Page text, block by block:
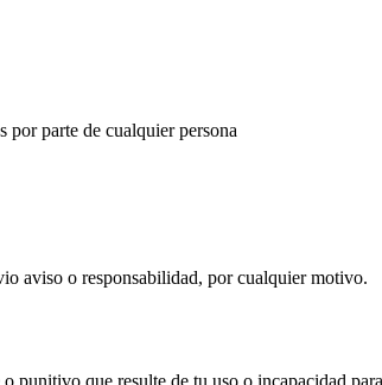
por parte de cualquier persona
aviso o responsabilidad, por cualquier motivo.